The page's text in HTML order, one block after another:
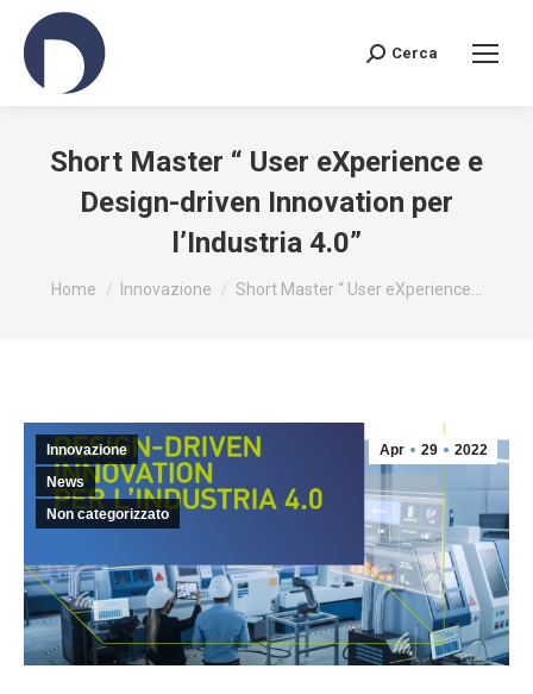
Search:
Cerca
Short Master “ User eXperience e
Design-driven Innovation per
l’Industria 4.0”
You are here:
Home Innovazione Short Master “ User eXperience…
Apr 29 2022
Innovazione
News
Non categorizzato